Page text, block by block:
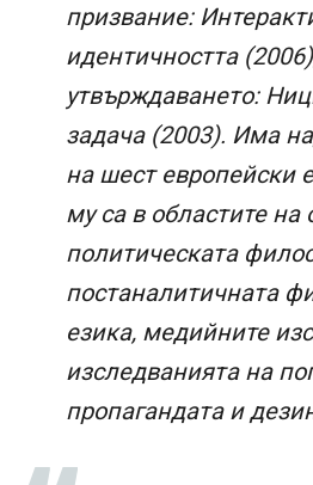
призвание:
идентичността
утвърждаването:
задача (2003). Има
на шест европейски
му са в областите на
политическата
постаналитичната
езика, медийните
изследванията на
пропагандата и